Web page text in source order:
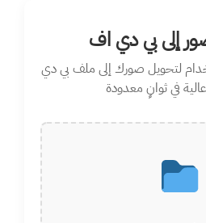
إلى بي دي اف
لتحويل صورك إلى ملف بي دي
في ثوانٍ معدودة